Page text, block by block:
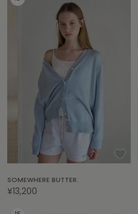
HUNTER
HOKA ONEONE
ホカ オネオネ
KEEN
SOMEWHERE BUTTER.
¥13,200